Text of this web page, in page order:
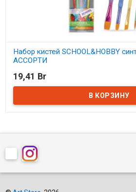
Набор кистей SCHOOL&HOBBY
АССОРТИ
В наличии
19,41 Br